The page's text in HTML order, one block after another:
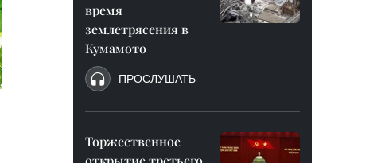
время
землетрясения в
Кумамото
ПРОСЛУШАТЬ
Торжественное